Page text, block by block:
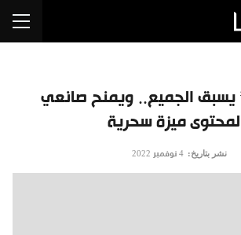
يسبق الجميع.. ويمنح صانعي
ميزة سحرية
نشر بتاريخ: 4 نوفمبر 2022